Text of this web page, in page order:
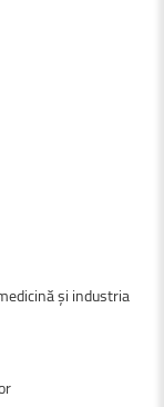
și industria